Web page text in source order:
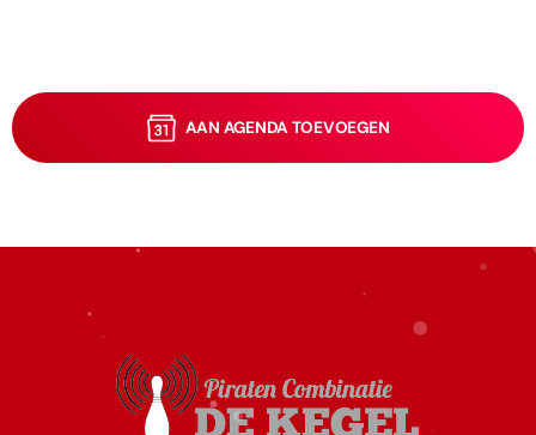
AAN AGENDA TOEVOEGEN